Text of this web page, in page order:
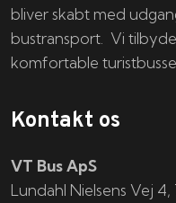
bliver skabt med
bustransport. Vi
komfortable
Kontakt os
VT Bus ApS
​​​Lundahl Nielsens Vej 4,